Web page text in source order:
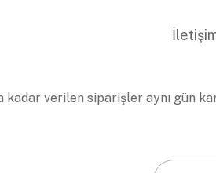
kadar verilen siparişler aynı gün